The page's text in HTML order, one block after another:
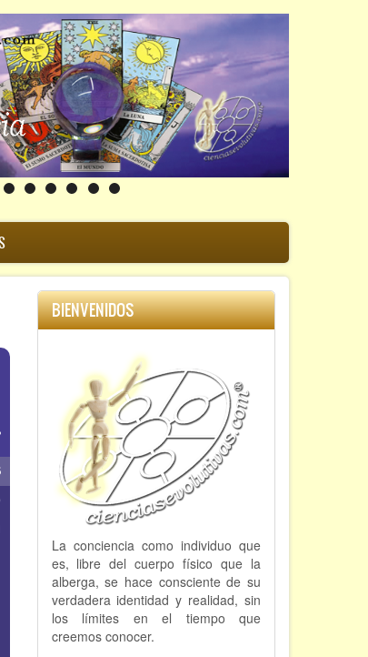
BIENVENIDOS
La conciencia como individuo que
es, libre del cuerpo físico que la
alberga, se hace consciente de su
verdadera identidad y realidad, sin
los límites en el tiempo que
creemos conocer.